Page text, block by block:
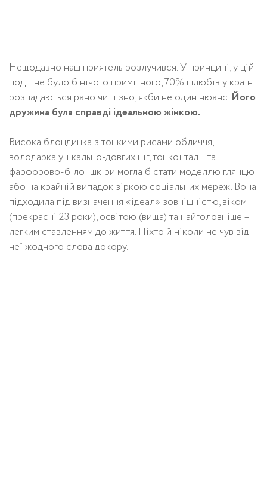
Нещодавно наш приятель розлучився. У принципі, у цій
події не було б нічого примітного, 70% шлюбів у країні
розпадаються рано чи пізно, якби не один нюанс. Його
дружина була справді ідеальною жінкою.
Висока блондинка з тонкими рисами обличчя,
володарка унікально-довгих ніг, тонкої талії та
фарфорово-білої шкіри могла б стати моделлю глянцю
або на крайній випадок зіркою соціальних мереж. Вона
підходила під визначення «ідеал» зовнішністю, віком
(прекрасні 23 роки), освітою (вища) та найголовніше –
легким ставленням до життя. Ніхто й ніколи не чув від
неї жодного слова докору.